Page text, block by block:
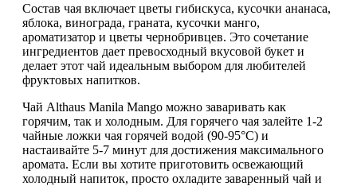
Состав чая включает цветы гибискуса, кусочки ананаса,
яблока, винограда, граната, кусочки манго,
ароматизатор и цветы чернобривцев. Это сочетание
ингредиентов дает превосходный вкусовой букет и
делает этот чай идеальным выбором для любителей
фруктовых напитков.
Чай Althaus Manila Mango можно заваривать как
горячим, так и холодным. Для горячего чая залейте 1-2
чайные ложки чая горячей водой (90-95°C) и
настаивайте 5-7 минут для достижения максимального
аромата. Если вы хотите приготовить освежающий
холодный напиток, просто охладите заваренный чай и